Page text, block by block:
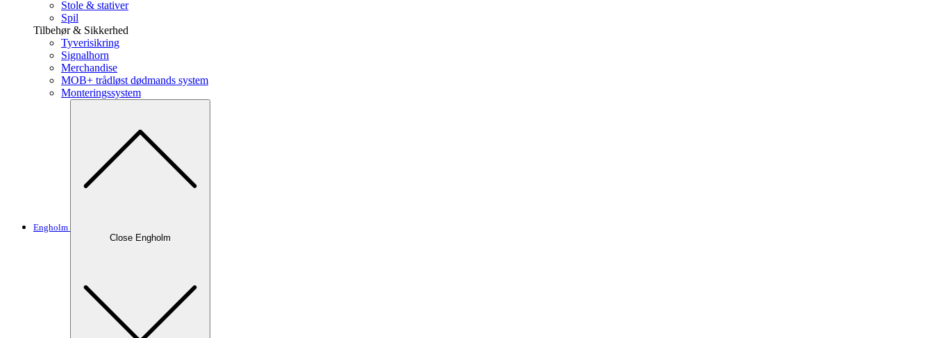
Stole & stativer
Spil
Tilbehør & Sikkerhed
Tyverisikring
Signalhorn
Merchandise
MOB+ trådløst dødmands system
Monteringssystem
Engholm
Close Engholm